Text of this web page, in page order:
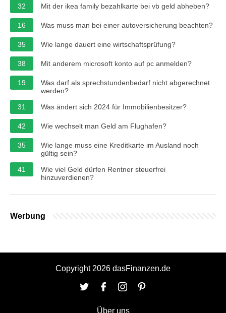
32 Mit der ikea family bezahlkarte bei vb geld abheben?
16 Was muss man bei einer autoversicherung beachten?
35 Wie lange dauert eine wirtschaftsprüfung?
38 Mit anderem microsoft konto auf pc anmelden?
19
Was darf als sprechstundenbedarf nicht abgerechnet
werden?
31
Was ändert sich 2024 für Immobilienbesitzer?
42 Wie wechselt man Geld am Flughafen?
35
Wie lange muss eine Kreditkarte im Ausland noch
gültig sein?
41
Wie viel Geld dürfen Rentner steuerfrei
hinzuverdienen?
Werbung
Copyright 2026 dasFinanzen.de
Über uns